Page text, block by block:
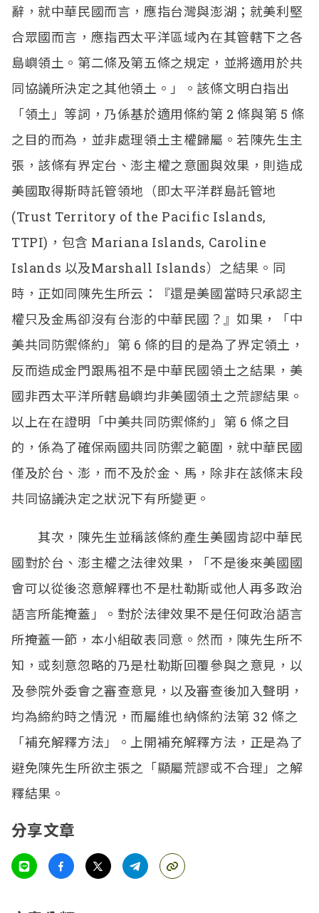
辭，就中華民國而言，應指台灣與澎湖；就美利堅
合眾國而言，應指西太平洋區域內在其管轄下之各
島嶼領土。第二條及第五條之規定，並將適用於共
同協議所決定之其他領土。」。該條文明白指出
「領土」等詞，乃係基於適用條約第 2 條與第 5 條
之目的而為，並非處理領土主權歸屬。若陳先生主
張，該條有界定台、澎主權之意圖與效果，則造成
美國取得斯時託管領地（即太平洋群島託管地
(Trust Territory of the Pacific Islands,
TTPI)，包含 Mariana Islands, Caroline
Islands 以及Marshall Islands）之結果。同
時，正如同陳先生所云：『還是美國當時只承認主
權只及金馬卻沒有台澎的中華民國？』如果，「中
美共同防禦條約」第 6 條的目的是為了界定領土，
反而造成金門跟馬祖不是中華民國領土之結果，美
國非西太平洋所轄島嶼均非美國領土之荒謬結果。
以上在在證明「中美共同防禦條約」第 6 條之目
的，係為了確保兩國共同防禦之範圍，就中華民國
僅及於台、澎，而不及於金、馬，除非在該條末段
共同協議決定之狀況下有所變更。
其次，陳先生並稱該條約產生美國肯認中華民
國對於台、澎主權之法律效果，「不是後來美國國
會可以從後恣意解釋也不是杜勒斯或他人再多政治
語言所能掩蓋」。對於法律效果不是任何政治語言
所掩蓋一節，本小組敬表同意。然而，陳先生所不
知，或刻意忽略的乃是杜勒斯回覆參與之意見，以
及參院外委會之審查意見，以及審查後加入聲明，
均為締約時之情況，而屬維也納條約法第 32 條之
「補充解釋方法」。上開補充解釋方法，正是為了
避免陳先生所欲主張之「顯屬荒謬或不合理」之解
釋結果。
分享文章